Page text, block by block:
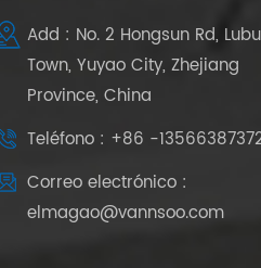
Add : No. 2 Hongsun Rd, Lubu
Town, Yuyao City, Zhejiang
Province, China
Teléfono : +86 -
Correo electrónico :
elmagao@vannsoo.com